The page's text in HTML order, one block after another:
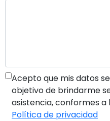
Acepto que mis datos
objetivo de brindarme
asistencia, conformes
Política de privacidad